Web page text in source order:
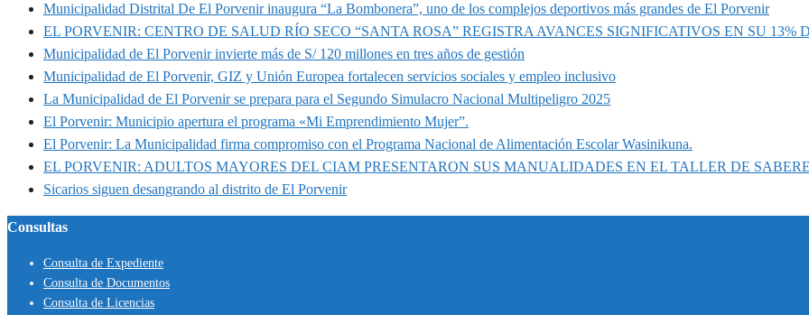
Municipalidad Distrital De El Porvenir inaugura “La Bombonera”, uno de los complejos deportivos más grandes de El Porvenir
EL PORVENIR: CENTRO DE SALUD RÍO SECO “SANTA ROSA” REGISTRA AVANCES SIGNIFICATIVOS EN SU 13%
Municipalidad de El Porvenir invierte más de S/ 120 millones en tres años de gestión
Municipalidad de El Porvenir, GIZ y Unión Europea fortalecen servicios sociales y empleo inclusivo
La Municipalidad de El Porvenir se prepara para el Segundo Simulacro Nacional Multipeligro 2025
El Porvenir: Municipio apertura el programa «Mi Emprendimiento Mujer”.
El Porvenir: La Municipalidad firma compromiso con el Programa Nacional de Alimentación Escolar Wasinikuna.
EL PORVENIR: ADULTOS MAYORES DEL CIAM PRESENTARON SUS MANUALIDADES EN EL TALLER DE
Sicarios siguen desangrando al distrito de El Porvenir
Consultas
Consulta de Expediente
Consulta de Documentos
Consulta de Licencias